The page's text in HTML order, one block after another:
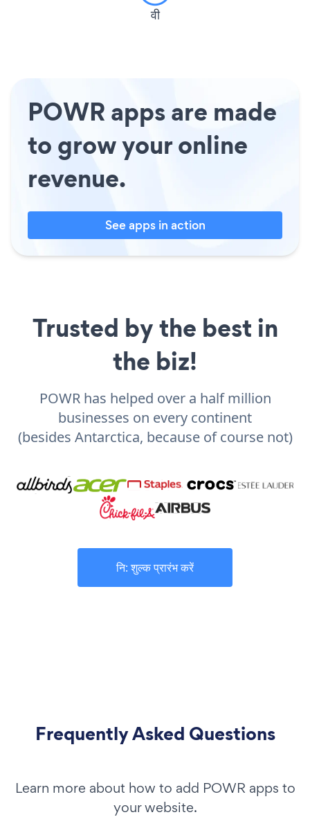
वी
POWR apps are made
to grow your online
revenue.
See apps in action
Trusted by the best in
the biz!
POWR has helped over a half million
businesses on every continent
(besides Antarctica, because of course not)
नि: शुल्क प्रारंभ करें
Frequently Asked Questions
Learn more about how to add POWR apps to
your website.